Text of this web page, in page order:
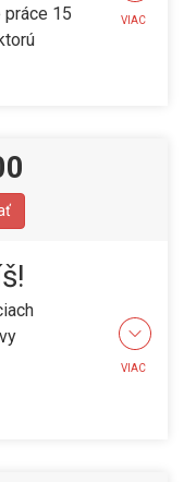
práce 15
VIAC
VIAC